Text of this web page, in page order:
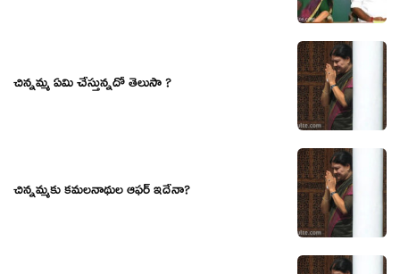
చిన్నమ్మ ఏమి చేస్తున్నదో తెలుసా ?
చిన్నమ్మకు కమలనాథుల ఆఫర్ ఇదేనా?